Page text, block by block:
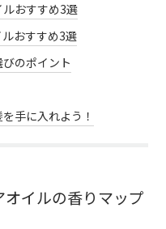
おすすめ3選
おすすめ3選
のポイント
手に入れよう！
イルの香りマップ